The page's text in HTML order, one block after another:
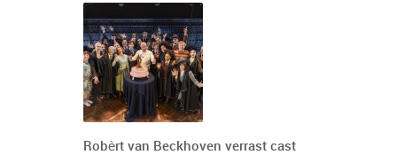
Robèrt van Beckhoven verrast cast